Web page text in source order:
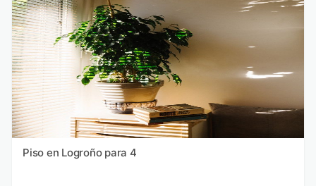
Piso en Logroño para 4